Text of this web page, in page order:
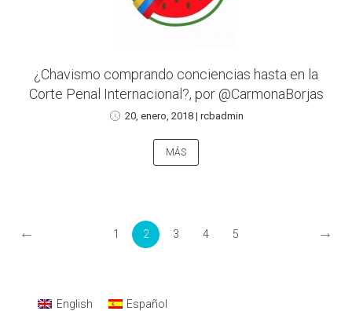
¿Chavismo comprando conciencias hasta en la
Corte Penal Internacional?, por @CarmonaBorjas
20, enero, 2018| rcbadmin
MÁS
← 1 2 3 4 5 →
English Español